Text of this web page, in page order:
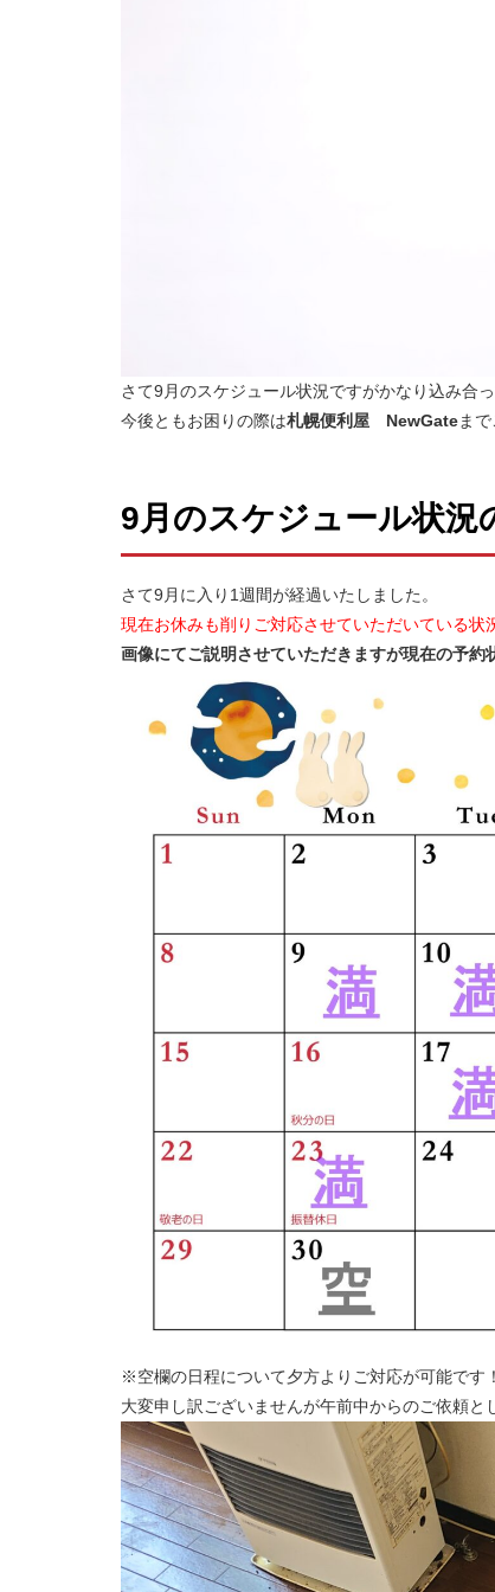
さて9月のスケジュール状況ですがかなり込み合
今後ともお困りの際は札幌便利屋 NewGateま
9月のスケジュール状況
さて9月に入り1週間が経過いたしました。
現在お休みも削りご対応させていただいている状
画像にてご説明させていただきますが現在の予約
※空欄の日程について夕方よりご対応が可能です！
大変申し訳ございませんが午前中からのご依頼と